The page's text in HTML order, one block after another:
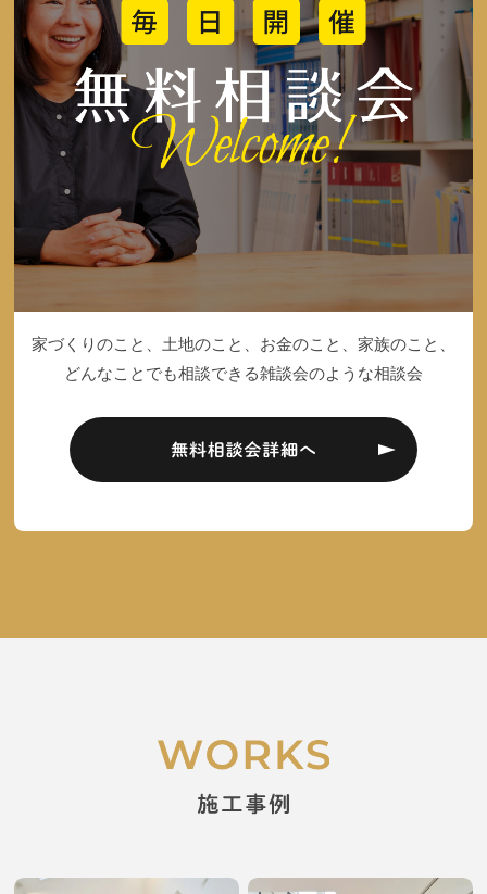
家づくりのこと、土地のこと、お金のこと、家族のこと、
どんなことでも相談できる雑談会のような相談会